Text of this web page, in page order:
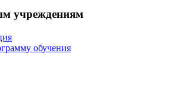
учреждениям
обучения